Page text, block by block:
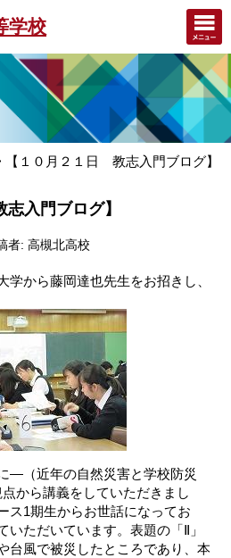
学校
【１０月２１日 教志入門ブログ】
入門ブログ】
者: 高槻北高校
から藤岡達也先生をお招きし、
―（近年の自然災害と学校防災
から講義をしていただきまし
ス1期生からお世話になってお
いただいています。表題の「Ⅱ」
台風で被災したところであり、本